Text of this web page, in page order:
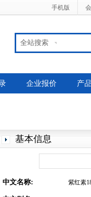
手机版
全站搜索
企业报价 产
基本信息
中文名称: 紫红素